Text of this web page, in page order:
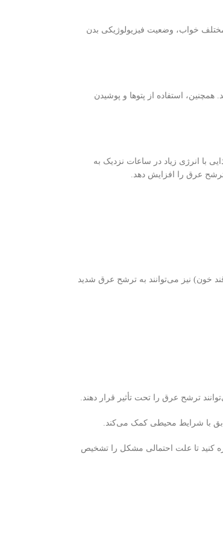
خواب، وضعیت فیزیولوژیکی بدن
استفاده از پتو‌ها و پوشیدن
با انرژی زیاد در ساعات نزدیک به
عرق را افزایش دهد.
خون) نیز می‌توانند به ترشح عرق شدید
ترشح عرق را تحت تأثیر قرار دهند.
با شرایط محیطی کمک می‌کند.
کنید تا علت احتمالی مشکل را تشخیص